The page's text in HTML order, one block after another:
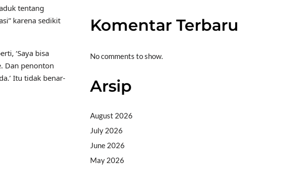
tentang
karena sedikit
‘Saya bisa
Dan penonton
Itu tidak benar-
Komentar Terbaru
No comments to show.
Arsip
August 2026
July 2026
June 2026
May 2026